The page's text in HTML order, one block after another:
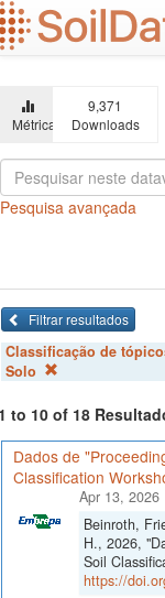
Ir
para
o
principal
Métricas
9,371
Downloads
Pesquisa avançada
Filtrar resultados
Classificação de
Solo
to 10 of 18
Dados de
Classification
Apr 13, 2026
Beinroth,
H., 2026,
Soil
https://